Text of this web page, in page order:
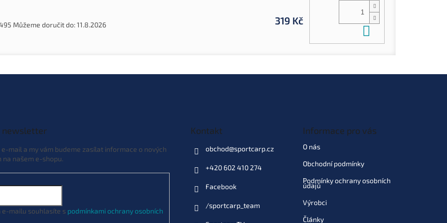
Můžeme doručit do:11.8.2026 319 Kč
newsletter
mail a my vám budeme zasílat informace o nových
na našem e-shopu.
e-mailu souhlasíte s podmínkami ochrany osobních
Kontakt
obchod@sportcarp.cz
+420 602 410 274
Facebook
/sportcarp_team
Informace pro vás
O nás
Obchodní podmínky
Podmínky ochrany osobních
údajů
Výrobci
Články